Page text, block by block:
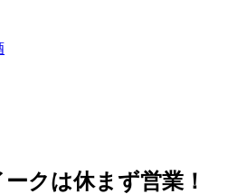
クは休まず営業！